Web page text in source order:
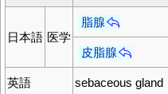
日本語 医学
脂腺
皮脂腺
英語 sebaceous gland